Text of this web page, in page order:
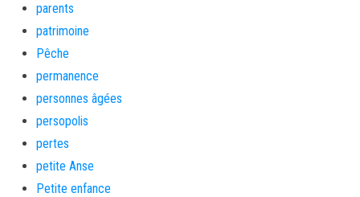
parents
patrimoine
Pêche
permanence
personnes âgées
persopolis
pertes
petite Anse
Petite enfance